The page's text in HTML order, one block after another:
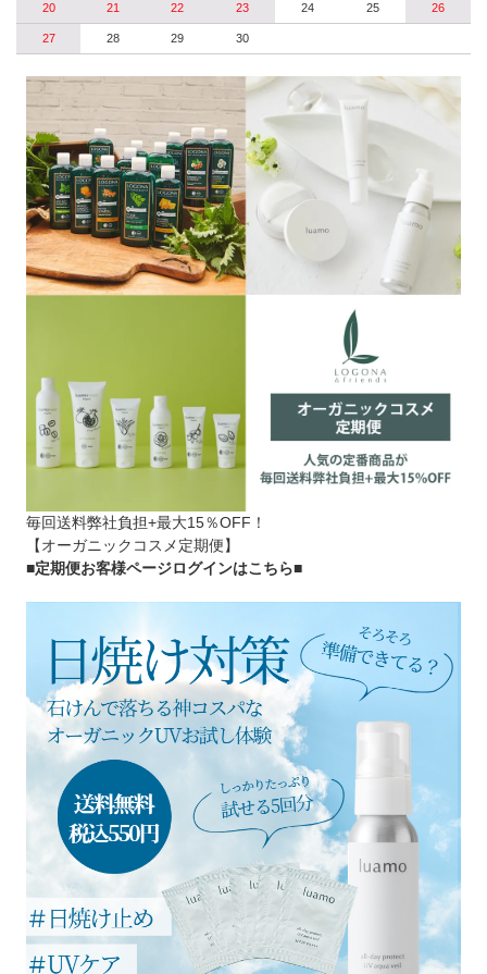
20 21 22 23 24 25 26
27 28 29 30
毎回送料弊社負担+最大15％OFF！
【オーガニックコスメ定期便】
■定期便お客様ページログインはこちら■